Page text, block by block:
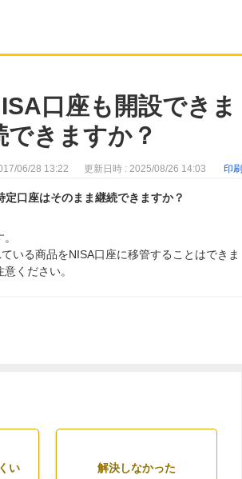
口座も開設できま
きますか？
06/28 13:22 更新日時 : 2025/08/26 14:03 印刷
口座はそのまま継続できますか？
いる商品をNISA口座に移管することはできま
ください。
い 解決しなかった